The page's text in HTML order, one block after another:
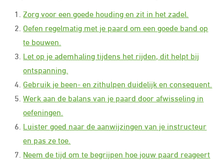
Zorg voor een goede houding en zit in het zadel.
Oefen regelmatig met je paard om een goede band op
te bouwen.
Let op je ademhaling tijdens het rijden, dit helpt bij
ontspanning.
Gebruik je been- en zithulpen duidelijk en consequent.
Werk aan de balans van je paard door afwisseling in
oefeningen.
Luister goed naar de aanwijzingen van je instructeur
en pas ze toe.
Neem de tijd om te begrijpen hoe jouw paard reageert